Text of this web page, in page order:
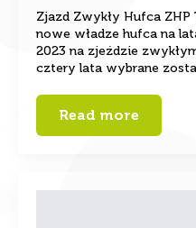
Zjazd Zwykły Hufca
nowe władze hufca na
2023 na zjeździe
cztery lata wybrane
Read more